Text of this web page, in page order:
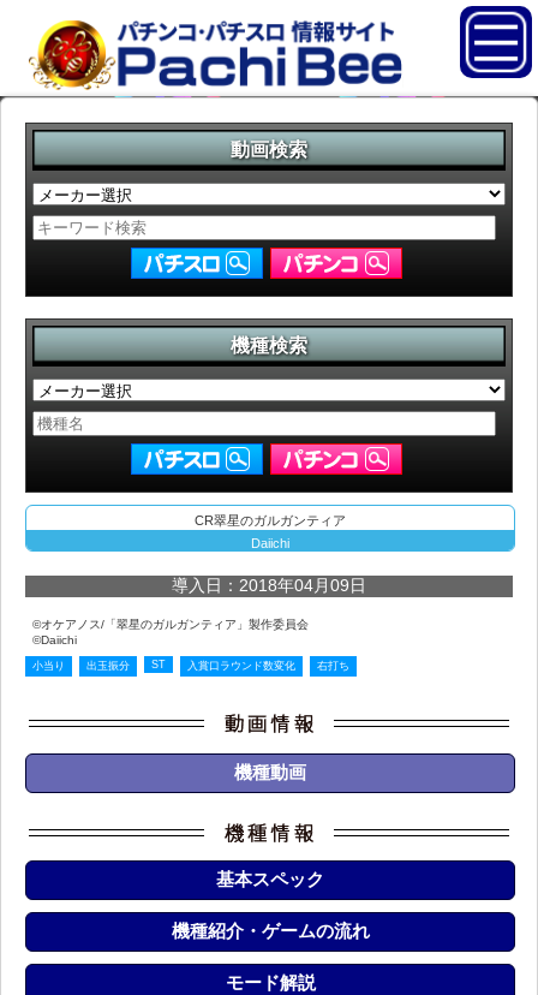
動画検索
機種検索
CR翠星のガルガンティア
Daiichi
導入日：2018年04月09日
©オケアノス/「翠星のガルガンティア」製作委員会
©Daiichi
小当り 出玉振分 ST 入賞口ラウンド数変化 右打ち
機種動画
基本スペック
機種紹介・ゲームの流れ
モード解説